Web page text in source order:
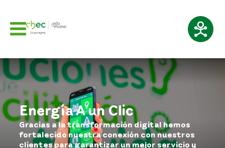
Energía A un Clic
Gracias a la transformación digital hemos
fortalecido nuestra conexión con nuestros
clientes para garantizar un mejor servicio y